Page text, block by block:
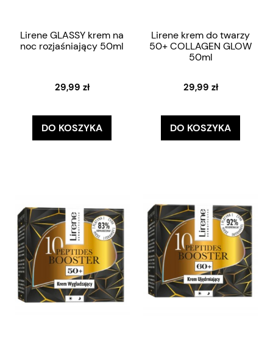
Lirene GLASSY krem na
noc rozjaśniający 50ml
29,99 zł
DO KOSZYKA
Lirene krem do twarzy
50+ COLLAGEN GLOW
50ml
29,99 zł
DO KOSZYKA